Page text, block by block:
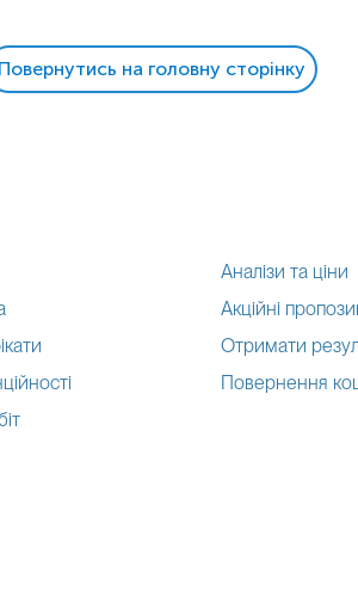
Повернутись на головну сторінку
Аналізи та ціни
Акційні
Отримати
Повернення